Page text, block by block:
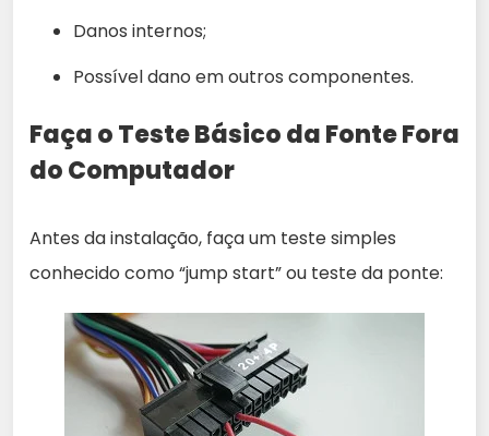
Danos internos;
Possível dano em outros componentes.
Faça o Teste Básico da Fonte Fora
do Computador
Antes da instalação, faça um teste simples
conhecido como “jump start” ou teste da ponte: